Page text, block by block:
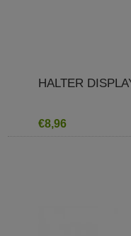
HALTER
€8,96